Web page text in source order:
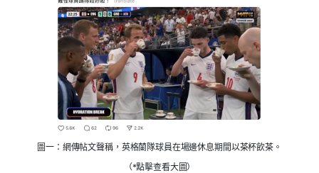
圖一：網傳帖文聲稱，英格蘭隊球員在場邊休息期間以茶杯飲茶。
（*點擊查看大圖）